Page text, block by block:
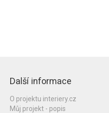
Další informace
O projektu interiery.cz
Můj projekt - popis